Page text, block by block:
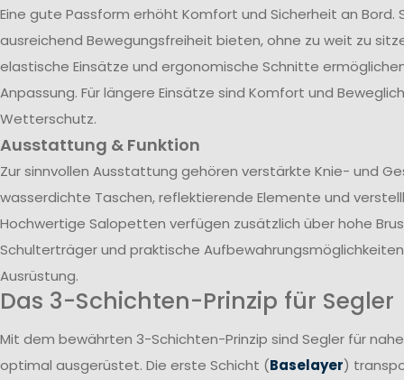
Eine gute Passform erhöht Komfort und Sicherheit an Bord.
ausreichend Bewegungsfreiheit bieten, ohne zu weit zu
elastische Einsätze und ergonomische Schnitte
Anpassung. Für längere Einsätze sind Komfort und
Wetterschutz.
Ausstattung & Funktion
Zur sinnvollen Ausstattung gehören verstärkte Knie- und
wasserdichte Taschen, reflektierende Elemente und
Hochwertige Salopetten verfügen zusätzlich über hohe
Schulterträger und praktische
Ausrüstung.
Das 3-Schichten-Prinzip für Segler
Mit dem bewährten 3-Schichten-Prinzip sind Segler für
optimal ausgerüstet. Die erste Schicht (Baselayer)